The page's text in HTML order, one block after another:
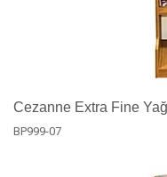
Cezanne Extra Fine
BP999-07